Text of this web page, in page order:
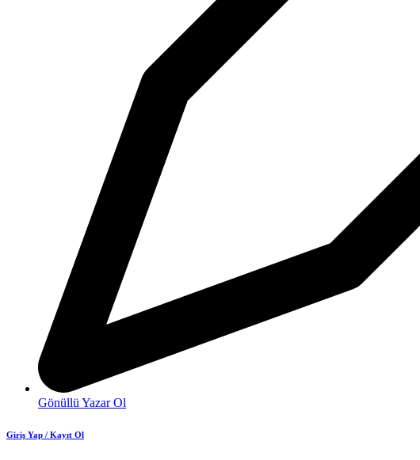
Gönüllü Yazar Ol
Giriş Yap / Kayıt Ol